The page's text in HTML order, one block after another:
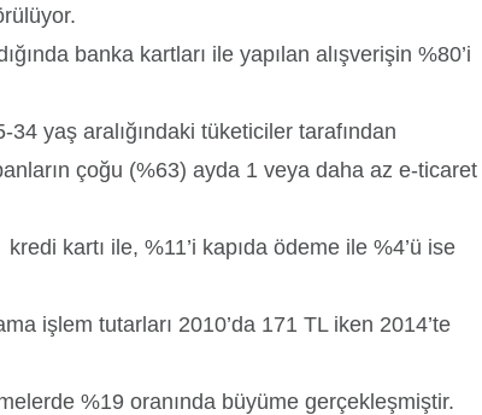
banka kartları ile yapılan alışverişin %80’i
yaş aralığındaki tüketiciler tarafından
çoğu (%63) ayda 1 veya daha az e-ticaret
kartı ile, %11’i kapıda ödeme ile %4’ü ise
işlem tutarları 2010’da 171 TL iken 2014’te
%19 oranında büyüme gerçekleşmiştir.